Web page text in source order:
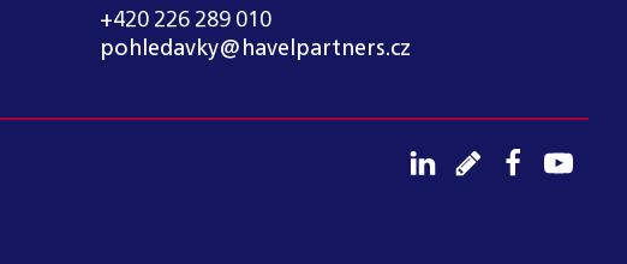
+420 226 289 010
pohledavky@havelpartners.cz